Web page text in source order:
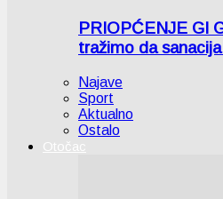
PRIOPĆENJE GI
tražimo da
Najave
Sport
Aktualno
Ostalo
Otočac